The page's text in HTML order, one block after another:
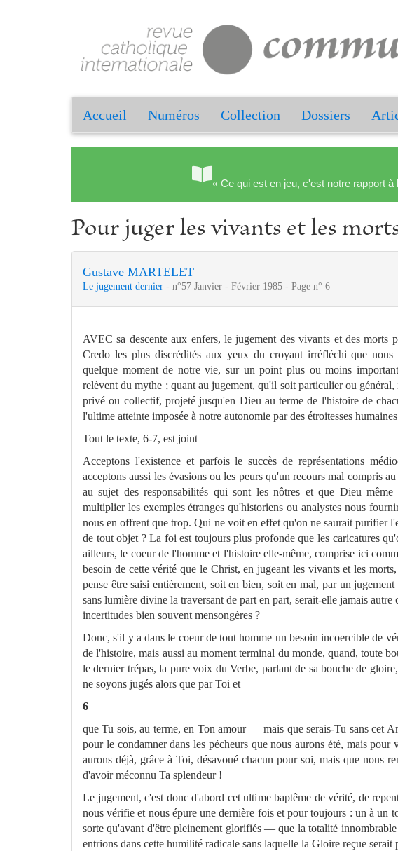
Accueil Numéros Collection Dossiers
« Ce qui est en jeu, c'est notre rapport
Pour juger les vivants et les
Gustave MARTELET
Le jugement dernier - n°57 Janvier - Février 1985 - Page n° 6
AVEC sa descente aux enfers, le jugement des vivants et des morts
Credo les plus discrédités aux yeux du croyant irréfléchi que
quelque moment de notre vie, sur un point plus ou moins
relèvent du mythe ; quant au jugement, qu'il soit particulier ou
privé ou collectif, projeté jusqu'en Dieu au terme de l'histoire de
l'ultime atteinte imposée à notre autonomie par des étroitesses
Tout le texte, 6-7, est joint
Acceptons l'existence et parfois le succès de représentations
acceptons aussi les évasions ou les peurs qu'un recours mal compris
au sujet des responsabilités qui sont les nôtres et que Dieu même
multiplier les exemples étranges qu'historiens ou analystes nous
nous en offrent que trop. Qui ne voit en effet qu'on ne saurait purifier
de tout objet ? La foi est toujours plus profonde que les caricatures
ailleurs, le coeurde l'homme et l'histoire elle-même, comprise ici com
besoin de cette vérité que le Christ, en jugeant les vivants et les
pense être saisi entièrement, soit en bien, soit en mal, par un jugement
sans lumière divine la traversant de part en part, serait-elle jamais autre
incertitudes bien souvent mensongères ?
Donc, s'il y a dans le coeur de tout homme un besoin incoerci­ble de
de l'histoire, mais aussi au moment terminal du monde, quand, toute
le dernier trépas, la pure voix du Verbe, parlant de sa bouche de
ne soyons jugés alors que par Toi et
6
que Tu sois, au terme, en Ton amour — mais que serais-Tu sans cet
pour le condamner dans les pécheurs que nous aurons été, mais
aurons déjà, grâce à Toi, désavoué chacun pour soi, mais que nous
d'avoir méconnu Ta splendeur !
Le jugement, c'est donc d'abord cet ultimebaptême de vérité, de
nous vérifie et nous épure une dernière fois et pour toujours : un à un
sorte qu'avant d'être pleinement glorifiés — que la totalité innombrable
entrions dans cette humilité radicale sans laquelle la Gloire reçue